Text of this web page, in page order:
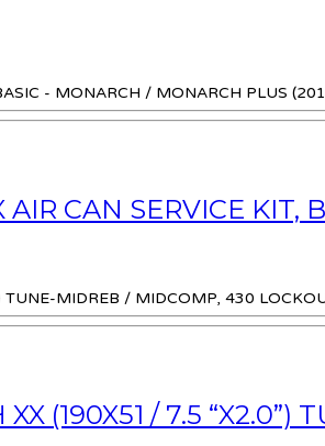
CAN SERVICE KIT,
(190X51 / 7.5